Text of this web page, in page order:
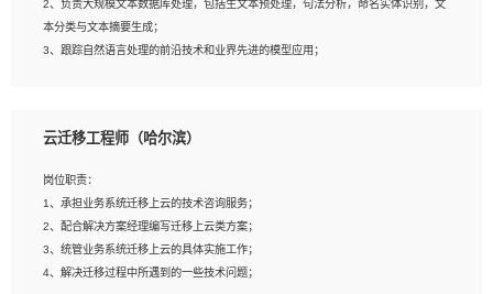
良好的文档编写能力）；
5、沟通表达能力强，具备团队协作能力。
2、负责大规模文本数据库处理，包括生文本预处理，句法分析，命名实体识别，文
本分类与文本摘要生成；
3、跟踪自然语言处理的前沿技术和业界先进的模型应用；
岗位要求：
2、熟悉tensorflow，keras，pytorch等常规深度学习框架，快速根据客户需求实现
有效的模型；
3、熟悉掌握至少一种编程语言，如：Python，Java；
4、 熟悉NLP相关算法与实现；
5、至少有一次及以上问答系统的项目实践，熟悉问答系统全流程开发者优先；
云迁移工程师（哈尔滨）
岗位职责：
1、承担业务系统迁移上云的技术咨询服务；
2、配合解决方案经理编写迁移上云类方案；
3、统管业务系统迁移上云的具体实施工作；
4、解决迁移过程中所遇到的一些技术问题；